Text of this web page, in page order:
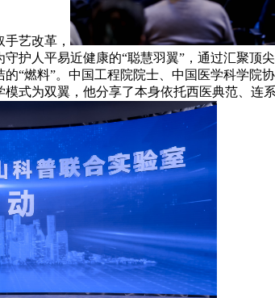
艺改革，
护人平易近健康的“聪慧羽翼”，通过汇聚
“燃料”。中国工程院院士、中国医学科学
式为双翼，他分享了本身依托西医典范、连